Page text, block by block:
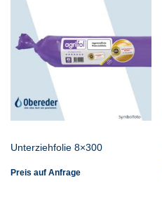
Unterziehfolie 8×300
Preis auf Anfrage